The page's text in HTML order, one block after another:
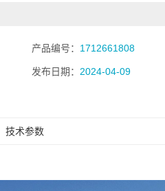
产品编号： 1712661808
发布日期： 2024-04-09
技术参数